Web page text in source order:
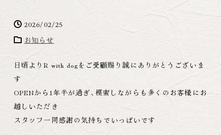
2026/02/25
お知らせ
日頃よりR with dogをご愛顧賜り誠にありがとうございま
す
OPENから1年半が過ぎ、模索しながらも多くのお客様にお
越しいただき
スタッフ一同感謝の気持ちでいっぱいです